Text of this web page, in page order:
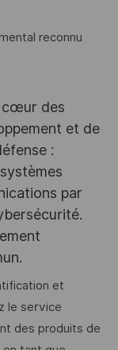
reconnu
cœur des
et de
:
par
et
le service
des produits de